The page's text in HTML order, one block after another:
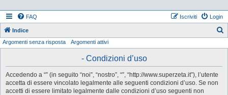
FAQ Login
Iscriviti
Indice
Argomenti senza risposta Argomenti attivi
- Condizioni d’uso
Accedendo a “” (in seguito “noi”, “nostro”, “”, “http://www.superzeta.it”), l’utente
accetta di essere vincolato legalmente alle seguenti condizioni d’uso. Se non
accetti di essere limitato legalmente dalle condizioni d’uso seguenti non